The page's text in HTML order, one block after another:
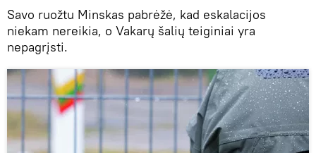
Savo ruožtu Minskas pabrėžė, kad eskalacijos
niekam nereikia, o Vakarų šalių teiginiai yra
nepagrįsti.